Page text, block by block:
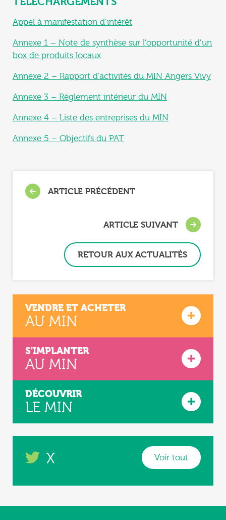
Appel à manifestation d’intérêt
Annexe 1 – Note de synthèse sur l’opportunité d’un
box de produits locaux
Annexe 2 – Rapport d’activités du MIN Angers Vivy
Annexe 3 – Règlement intérieur du MIN
Annexe 4 – Liste des entreprises du MIN
Annexe 5 – Objectifs du PAT
ARTICLE PRÉCÉDENT
ARTICLE SUIVANT
RETOUR AUX ACTUALITÉS
VENDRE ET ACHETER
AU MIN
S'IMPLANTER
AU MIN
DÉCOUVRIR
LE MIN
X Voir tout